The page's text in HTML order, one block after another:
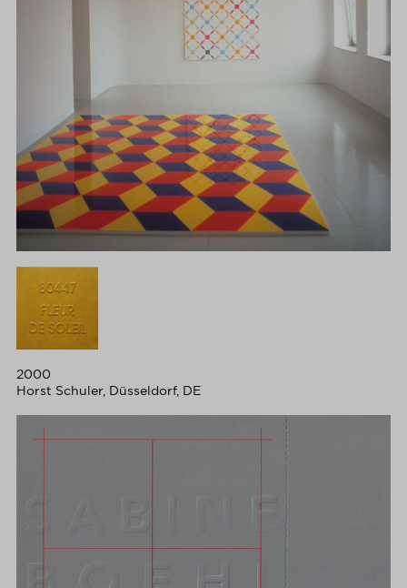
2000
Horst Schuler, Düsseldorf, DE